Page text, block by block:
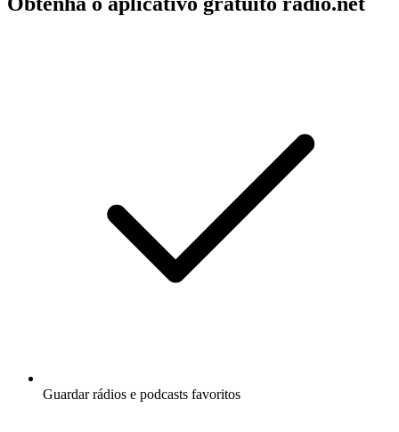
Guardar rádios e podcasts favoritos